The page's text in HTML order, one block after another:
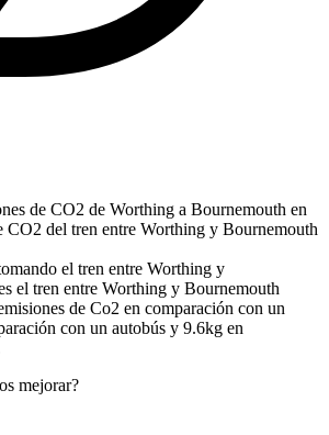
de CO2 de Worthing a Bournemouth en
CO2 del tren entre Worthing y Bournemouth
el tren entre Worthing y
el tren entre Worthing y Bournemouth
de Co2 en comparación con un
con un autobús y 9.6kg en
mejorar?